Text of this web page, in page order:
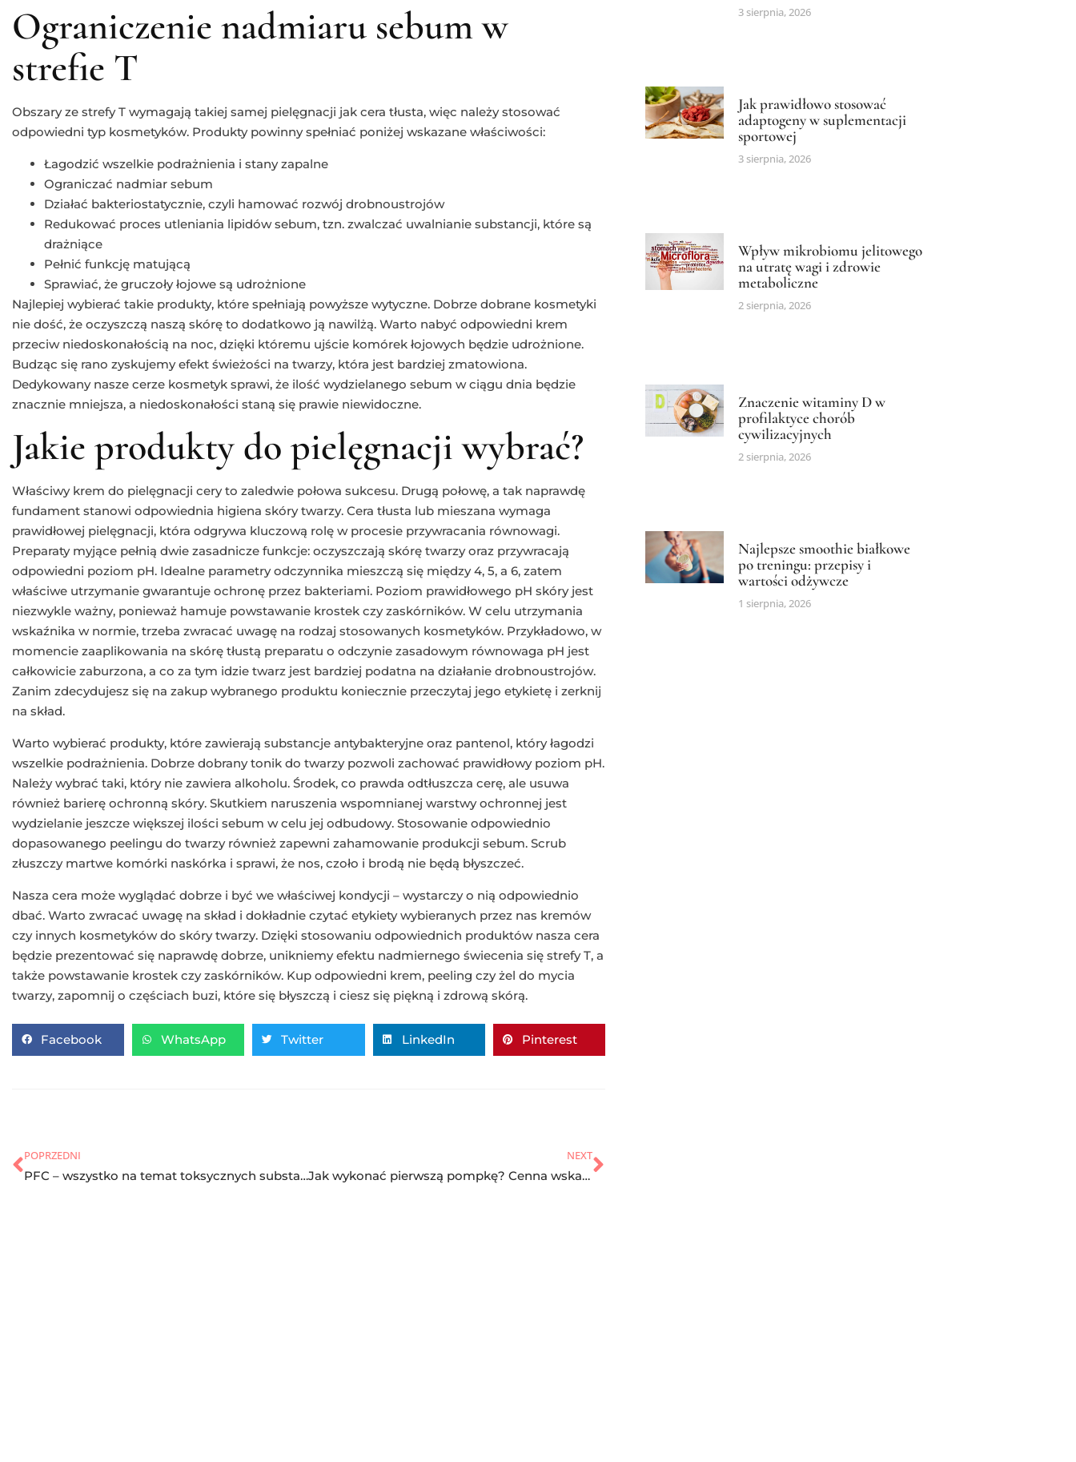
Ograniczenie nadmiaru sebum w
strefie T
Obszary ze strefy T wymagają takiej samej pielęgnacji jak cera tłusta, więc należy stosować
odpowiedni typ kosmetyków. Produkty powinny spełniać poniżej wskazane właściwości:
Łagodzić wszelkie podrażnienia i stany zapalne
Ograniczać nadmiar sebum
Działać bakteriostatycznie, czyli hamować rozwój drobnoustrojów
Redukować proces utleniania lipidów sebum, tzn. zwalczać uwalnianie substancji, które są
drażniące
Pełnić funkcję matującą
Sprawiać, że gruczoły łojowe są udrożnione
Najlepiej wybierać takie produkty, które spełniają powyższe wytyczne. Dobrze dobrane kosmetyki
nie dość, że oczyszczą naszą skórę to dodatkowo ją nawilżą. Warto nabyć odpowiedni krem
przeciw niedoskonałością na noc, dzięki któremu ujście komórek łojowych będzie udrożnione.
Budząc się rano zyskujemy efekt świeżości na twarzy, która jest bardziej zmatowiona.
Dedykowany nasze cerze kosmetyk sprawi, że ilość wydzielanego sebum w ciągu dnia będzie
znacznie mniejsza, a niedoskonałości staną się prawie niewidoczne.
Jakie produkty do pielęgnacji wybrać?
Właściwy krem do pielęgnacji cery to zaledwie połowa sukcesu. Drugą połowę, a tak naprawdę
fundament stanowi odpowiednia higiena skóry twarzy. Cera tłusta lub mieszana wymaga
prawidłowej pielęgnacji, która odgrywa kluczową rolę w procesie przywracania równowagi.
Preparaty myjące pełnią dwie zasadnicze funkcje: oczyszczają skórę twarzy oraz przywracają
odpowiedni poziom pH. Idealne parametry odczynnika mieszczą się między 4, 5, a 6, zatem
właściwe utrzymanie gwarantuje ochronę przez bakteriami. Poziom prawidłowego pH skóry jest
niezwykle ważny, ponieważ hamuje powstawanie krostek czy zaskórników. W celu utrzymania
wskaźnika w normie, trzeba zwracać uwagę na rodzaj stosowanych kosmetyków. Przykładowo, w
momencie zaaplikowania na skórę tłustą preparatu o odczynie zasadowym równowaga pH jest
całkowicie zaburzona, a co za tym idzie twarz jest bardziej podatna na działanie drobnoustrojów.
Zanim zdecydujesz się na zakup wybranego produktu koniecznie przeczytaj jego etykietę i zerknij
na skład.
Warto wybierać produkty, które zawierają substancje antybakteryjne oraz pantenol, który łagodzi
wszelkie podrażnienia. Dobrze dobrany tonik do twarzy pozwoli zachować prawidłowy poziom pH.
Należy wybrać taki, który nie zawiera alkoholu. Środek, co prawda odtłuszcza cerę, ale usuwa
również barierę ochronną skóry. Skutkiem naruszenia wspomnianej warstwy ochronnej jest
wydzielanie jeszcze większej ilości sebum w celu jej odbudowy. Stosowanie odpowiednio
dopasowanego peelingu do twarzy również zapewni zahamowanie produkcji sebum. Scrub
złuszczy martwe komórki naskórka i sprawi, że nos, czoło i brodą nie będą błyszczeć.
Nasza cera może wyglądać dobrze i być we właściwej kondycji – wystarczy o nią odpowiednio
dbać. Warto zwracać uwagę na skład i dokładnie czytać etykiety wybieranych przez nas kremów
czy innych kosmetyków do skóry twarzy. Dzięki stosowaniu odpowiednich produktów nasza cera
będzie prezentować się naprawdę dobrze, unikniemy efektu nadmiernego świecenia się strefy T, a
także powstawanie krostek czy zaskórników. Kup odpowiedni krem, peeling czy żel do mycia
twarzy, zapomnij o częściach buzi, które się błyszczą i ciesz się piękną i zdrową skórą.
Facebook WhatsApp Twitter LinkedIn Pinterest
POPRZEDNI
PFC – wszystko na temat toksycznych substancji w opakowaniach do żywności
NEXT
Jak wykonać pierwszą pompkę? Cenna wskazówki
3 sierpnia, 2026
Jak prawidłowo stosować
adaptogeny w suplementacji
sportowej
3 sierpnia, 2026
Wpływ mikrobiomu jelitowego
na utratę wagi i zdrowie
metaboliczne
2 sierpnia, 2026
Znaczenie witaminy D w
profilaktyce chorób
cywilizacyjnych
2 sierpnia, 2026
Najlepsze smoothie białkowe
po treningu: przepisy i
wartości odżywcze
1 sierpnia, 2026